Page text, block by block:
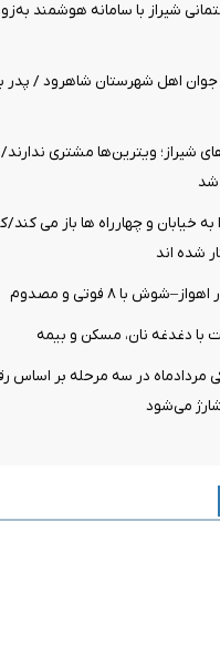
شیراز با سامانه هوشمند
اهل شهرستان شاهرود / پدر
شیراز؛ ویترین‌ها مشتری
شد
خیابان و چهارراه ها باز می کند/
شده اند
با ۸ فوتی و مصدوم
با دغدغه نان، مسکن و بیمه
مردادماه در سه مرحله بر اساس
می‌شود